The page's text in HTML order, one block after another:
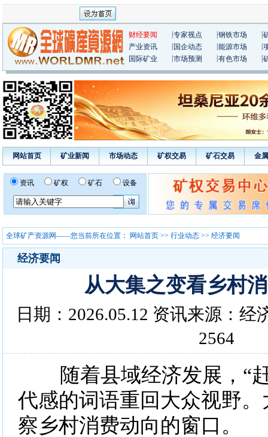
财经要闻 专家视点 钢铁市场
产业资讯
国企动态 能源市场
国际矿业
市场预测 有色市场
网站首页 矿业新闻 市场动态 矿权交易 矿石交易 金
资讯 矿权 矿石 设备
全球矿产资源网——您当前所在位置： 网站首页 >> 行业动态 >> 经济要闻
经济要闻
从大集之变看乡村
日期：2026.05.12 资讯来源：经
2564
随着县域经济发展，“赶
代感的词语重回大众视野
察乡村消费动向的窗口。